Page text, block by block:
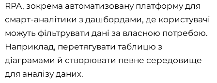
RPA, зокрема автоматизовану платформу для
смарт-аналітики з дашбордами, де користувачі
можуть фільтрувати дані за власною потребою.
Наприклад, перетягувати таблицю з
діаграмами й створювати певне середовище
для аналізу даних.